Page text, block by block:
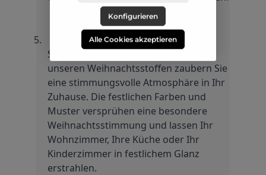
Stimmungsvolle Atmosphäre: Mit
unseren Weihnachtsstoffen zaubern Sie
eine stimmungsvolle Atmosphäre in Ihr
Zuhause. Die festlichen Farben und
Muster versprühen eine besondere
Weihnachtsstimmung und lassen Ihr
Wohnzimmer, Ihre Küche oder Ihr
Kinderzimmer in festlichem Glanz
erstrahlen.
Konfigurieren
Alle Cookies akzeptieren